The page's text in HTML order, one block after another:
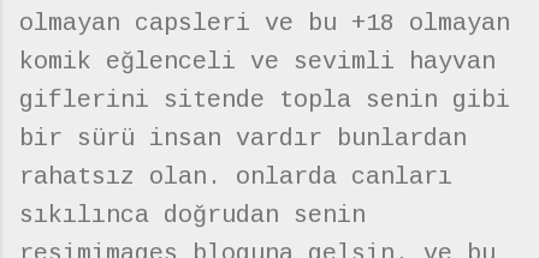
olmayan capsleri ve bu +18 olmayan
komik eğlenceli ve sevimli hayvan
giflerini sitende topla senin gibi
bir sürü insan vardır bunlardan
rahatsız olan. onlarda canları
sıkılınca doğrudan senin